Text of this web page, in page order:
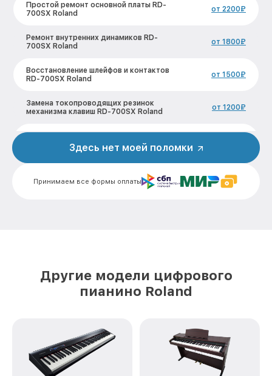
Простой ремонт основной платы RD-
700SX Roland
от 2200₽
Ремонт внутренних динамиков RD-
700SX Roland
от 1800₽
Восстановление шлейфов и контактов
RD-700SX Roland
от 1500₽
Замена токопроводящих резинок
механизма клавиш RD-700SX Roland
от 1200₽
механизма клавиш RD-700SX Roland
Roland
от 1800₽
Чистка и профилактика
внутрикорпусная RD-700SX Roland
Восстановление после попадания влаги
RD-700SX Roland
от 1800₽
Принимаем все формы оплаты
Здесь нет моей поломки
Другие модели цифрового
пианино Roland